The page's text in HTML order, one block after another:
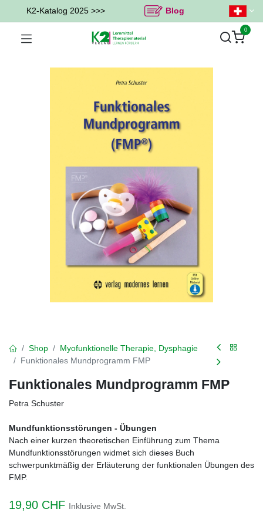
K2-Katalog 2025 >>> Blog
0
Shop
Myofunktionelle Therapie, Dysphagie
Funktionales Mundprogramm FMP
Funktionales Mundprogramm FMP
Petra Schuster
Mundfunktionsstörungen - Übungen
Nach einer kurzen theoretischen Einführung zum Thema
Mundfunktionsstörungen widmet sich dieses Buch
schwerpunktmäßig der Erläuterung der funktionalen Übungen des
FMP.
19,90 CHF Inklusive MwSt.